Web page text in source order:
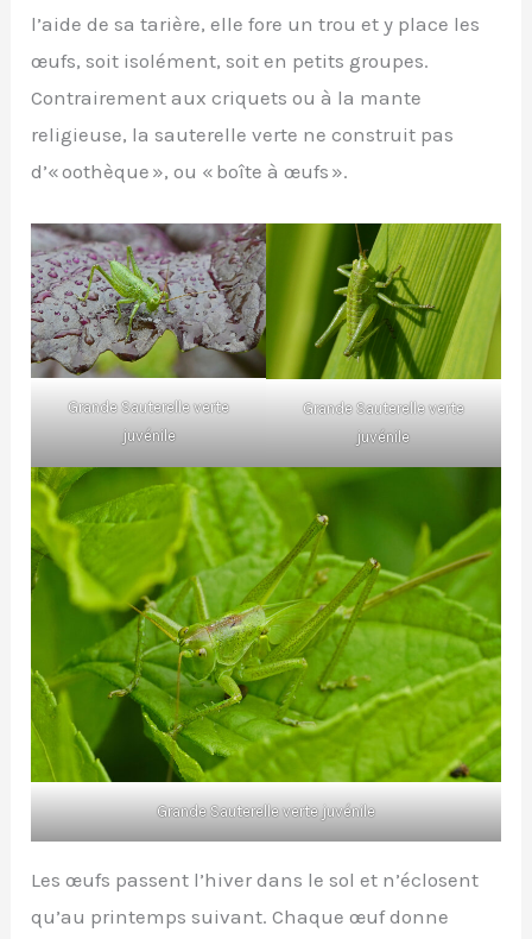
l’aide de sa tarière, elle fore un trou et y place les
œufs, soit isolément, soit en petits groupes.
Contrairement aux criquets ou à la mante
religieuse, la sauterelle verte ne construit pas
d’« oothèque », ou « boîte à œufs ».
Grande Sauterelle verte
juvénile
Grande Sauterelle verte
juvénile
Grande Sauterelle verte juvénile
Les œufs passent l’hiver dans le sol et n’éclosent
qu’au printemps suivant. Chaque œuf donne